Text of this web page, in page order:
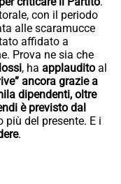
con il periodo
alle scaramucce
affidato a
Prova ne sia che
, ha applaudito al
ancora grazie a
dipendenti, oltre
è previsto dal
del presente. E i
.